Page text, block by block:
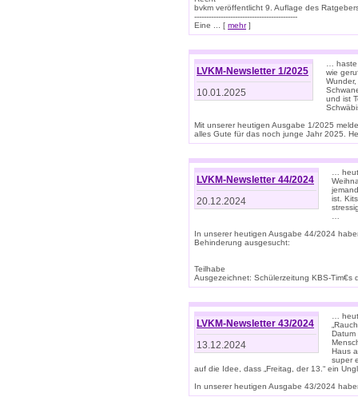
bvkm veröffentlicht 9. Auflage des
-------------------------------------------
Eine ... [ mehr]
LVKM-Newsletter 1/2025
10.01.2025
…
wie
und ist
Mit unserer heutigen Ausgabe 1/2025
alles Gute für das noch junge Jahr 2025.
LVKM-Newsletter 44/2024
20.12.2024
…
ist.
In unserer heutigen Ausgabe 44/2024
Behinderung ausgesucht:
Teilhabe
Ausgezeichnet: Schülerzeitung KBS-Tim€s
LVKM-Newsletter 43/2024
13.12.2024
…
Datum
Haus
super
auf die Idee, dass „Freitag, der 13.“ ein
In unserer heutigen Ausgabe 43/2024